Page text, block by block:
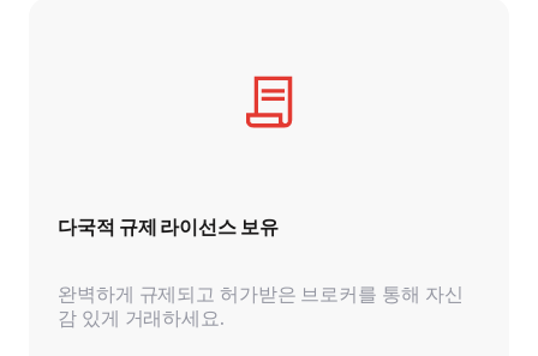
다국적 규제 라이선스 보유
완벽하게 규제되고 허가받은 브로커를 통해 자신
감 있게 거래하세요.